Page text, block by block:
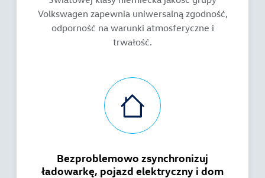
Volkswagen zapewnia uniwersalną zgodność,
odporność na warunki atmosferyczne i
trwałość.
Bezproblemowo zsynchronizuj
ładowarkę, pojazd elektryczny i dom